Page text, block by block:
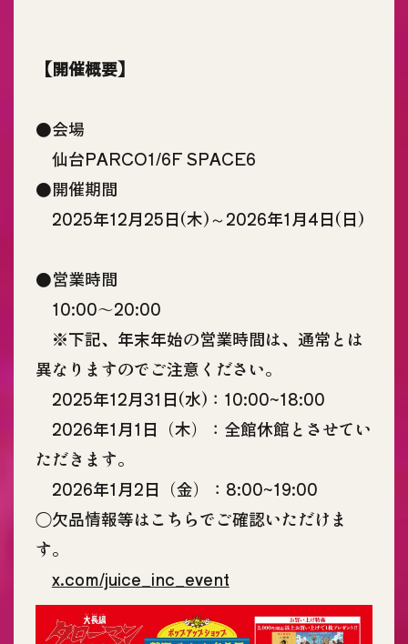
【開催概要】
●会場
仙台PARCO1/6F SPACE6
●開催期間
2025年12月25日(木)～2026年1月4日(日)
●営業時間
10:00〜20:00
※下記、年末年始の営業時間は、通常とは
異なりますのでご注意ください。
2025年12月31日(水)：10:00~18:00
2026年1月1日（木）：全館休館とさせてい
ただきます。
2026年1月2日（金）：8:00~19:00
◯欠品情報等はこちらでご確認いただけま
す。
x.com/juice_inc_event